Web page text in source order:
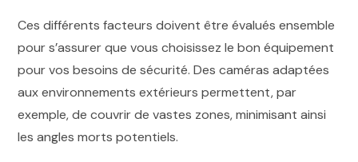
Ces différents facteurs doivent être évalués ensemble
pour s’assurer que vous choisissez le bon équipement
pour vos besoins de sécurité. Des caméras adaptées
aux environnements extérieurs permettent, par
exemple, de couvrir de vastes zones, minimisant ainsi
les angles morts potentiels.